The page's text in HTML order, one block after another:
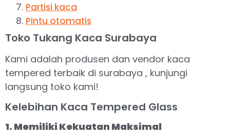
Partisi kaca
Pintu otomatis
Toko Tukang Kaca Surabaya
Kami adalah produsen dan vendor kaca
tempered terbaik di surabaya , kunjungi
langsung toko kami!
Kelebihan Kaca Tempered Glass
1. Memiliki Kekuatan Maksimal